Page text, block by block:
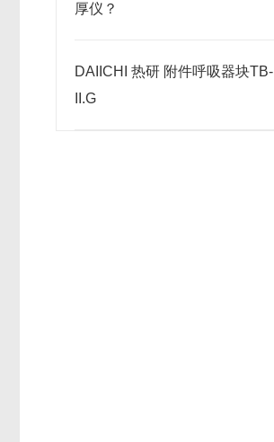
厚仪？
DAIICHI 热研 附件呼吸器块TB-
II.G